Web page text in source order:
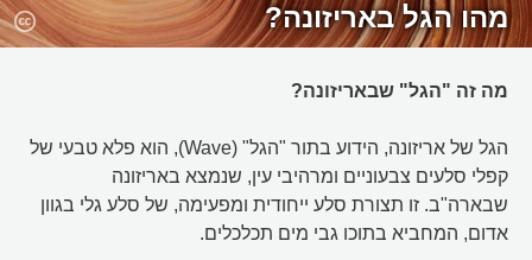
מהו הגל באריזונה?
מה זה "הגל" שבאריזונה?
הגל של אריזונה, הידוע בתור "הגל" (Wave), הוא פלא טבעי של
קפלי סלעים צבעוניים ומרהיבי עין, שנמצא באריזונה
שבארה"ב. זו תצורת סלע ייחודית ומפעימה, של סלע גלי בגוון
אדום, המחביא בתוכו גבי מים תכלכלים.